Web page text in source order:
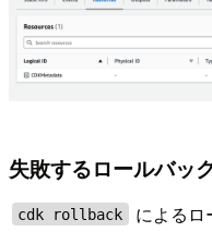
失敗するロールバッ
cdk rollback
によるロ